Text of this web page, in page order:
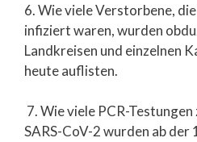
6. Wie viele Verstorbene,
infiziert waren, wurden
Landkreisen und einzelnen
heute auflisten.
7. Wie viele PCR-
SARS-CoV-2 wurden ab der